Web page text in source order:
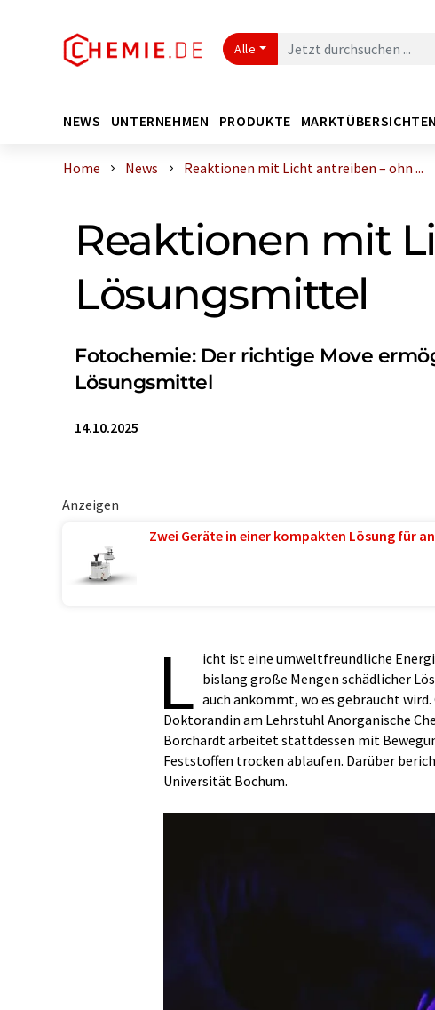
Alle
NEWS UNTERNEHMEN PRODUKTE MARKTÜBERSICHTEN
Home News Reaktionen mit Licht antreiben – ohn ...
Reaktionen mit
Lösungsmittel
Fotochemie: Der richtige Move
Lösungsmittel
14.10.2025
Anzeigen
Zwei Geräte in einer kompakten Lösung für
L icht ist eine umweltfreundliche
bislang große Mengen schädlicher
auch ankommt, wo es gebraucht
Doktorandin am Lehrstuhl Anorganische
Borchardt arbeitet stattdessen mit
Feststoffen trocken ablaufen. Darüber
Universität Bochum.